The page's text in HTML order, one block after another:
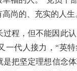
尚的、充实的人生
程，但不能因此
一代人接力，“英
把坚定理想信念